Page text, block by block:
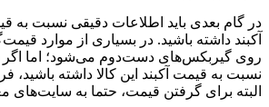
در گام بعدی باید اطلاعات دقیقی نسبت به
آکبند داشته باشید. در بسیاری از موارد
روی گیربکس‌های دست‌دوم می‌شود؛ اما اگر
نسبت به قیمت آکبند این کالا داشته باشید،
البته برای گرفتن قیمت، حتما به سایت‌های